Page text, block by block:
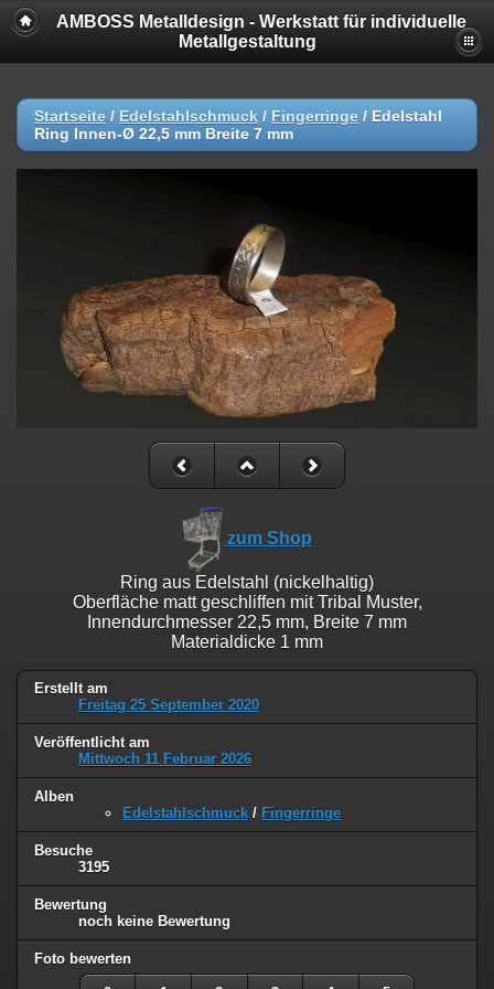
AMBOSS Metalldesign - Werkstatt für individuelle
Metallgestaltung
Startseite / Edelstahlschmuck / Fingerringe / Edelstahl
Ring Innen-Ø 22,5 mm Breite 7 mm
zum Shop
Ring aus Edelstahl (nickelhaltig)
Oberfläche matt geschliffen mit Tribal Muster,
Innendurchmesser 22,5 mm, Breite 7 mm
Materialdicke 1 mm
Erstellt am
Freitag 25 September 2020
Veröffentlicht am
Mittwoch 11 Februar 2026
Alben
Edelstahlschmuck / Fingerringe
Besuche
3195
Bewertung
noch keine Bewertung
Foto bewerten